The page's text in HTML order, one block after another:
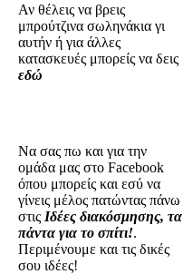
Αν θέλεις να βρεις
μπρούτζινα σωληνάκια γι
αυτήν ή για άλλες
κατασκευές μπορείς να δεις
εδώ
Να σας πω και για την
ομάδα μας στο Facebook
όπου μπορείς και εσύ να
γίνεις μέλος πατώντας πάνω
στις Ιδέες διακόσμησης, τα
πάντα για το σπίτι!.
Περιμένουμε και τις δικές
σου ιδέες!